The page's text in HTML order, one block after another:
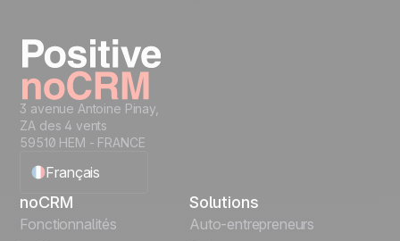
3 avenue Antoine Pinay,
ZA des 4 vents
59510 HEM - FRANCE
Français
English
noCRM
Fonctionnalités
Solutions
Auto-entrepreneurs